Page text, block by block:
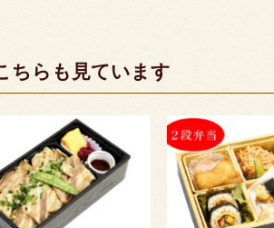
ちらも見ています